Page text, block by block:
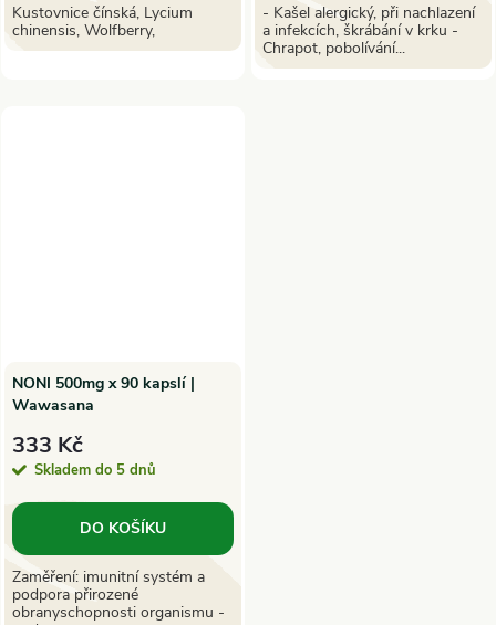
Kustovnice čínská, Lycium
chinensis, Wolfberry,
- Kašel alergický, při nachlazení
a infekcích, škrábání v krku -
Chrapot, pobolívání...
NONI 500mg x 90 kapslí |
Wawasana
333 Kč
Skladem do 5 dnů
DO KOŠÍKU
Zaměření: imunitní systém a
podpora přirozené
obranyschopnosti organismu -